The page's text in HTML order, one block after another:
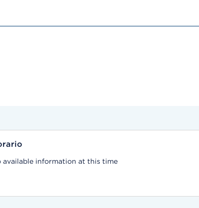
available information at this time